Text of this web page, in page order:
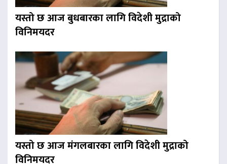
यस्तो छ आज बुधबारका लागि विदेशी मुद्राको
विनिमयदर
यस्तो छ आज मंगलबारका लागि विदेशी मुद्राको
विनिमयदर